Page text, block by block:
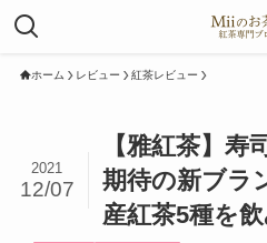
ホーム レビュー 紅茶レビュー
【雅紅茶】寿
期待の新ブラ
産紅茶5種を飲
2021
12/07